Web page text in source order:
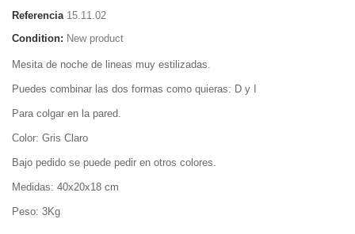
Referencia 15.11.02
Condition: New product
Mesita de noche de lineas muy estilizadas.
Puedes combinar las dos formas como quieras: D y I
Para colgar en la pared.
Color: Gris Claro
Bajo pedido se puede pedir en otros colores.
Medidas: 40x20x18 cm
Peso: 3Kg